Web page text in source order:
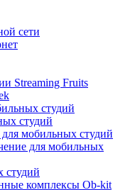
сети
Streaming Fruits
студий
студий
мобильных студий
для мобильных
студий
комплексы Ob-kit